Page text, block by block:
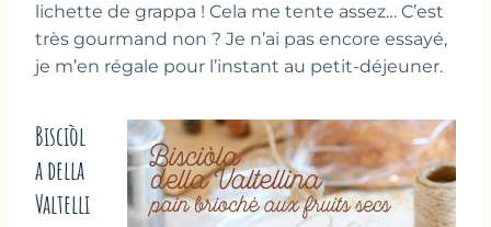
lichette de grappa ! Cela me tente assez… C’est
très gourmand non ? Je n’ai pas encore essayé,
je m’en régale pour l’instant au petit-déjeuner.
Bisciòl
a della
Valtelli